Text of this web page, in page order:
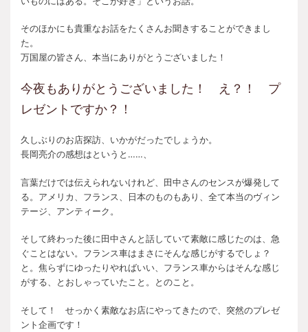
そのほかにも貴重なお話をたくさんお聞きすることができまし
た。
万国屋の皆さん、本当にありがとうございました！
今夜もありがとうございました！ え？！ プ
レゼントですか？！
久しぶりのお店探訪、いかがだったでしょうか。
長岡亮介の感想はというと……、
言葉だけでは伝えられないけれど、田中さんのセンスが爆発して
る。アメリカ、フランス、日本のものもあり、全て本当のヴィン
テージ、アンティーク。
そして終わった後に田中さんと話していて素敵に感じたのは、急
ぐことはない。フランス車はまさにそんな感じがするでしょ？
と。焦らずにゆったりやればいい、フランス車からはそんな感じ
がする、とおしゃっていたこと。とのこと。
そして！ せっかく素敵なお店にやってきたので、突然のプレゼ
ント企画です！